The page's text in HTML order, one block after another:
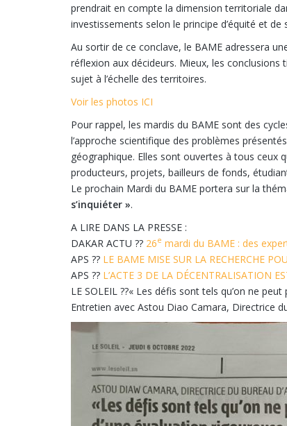
prendrait en compte la dimension territoriale
investissements selon le principe d’équité et de
Au sortir de ce conclave, le BAME adressera
réflexion aux décideurs. Mieux, les
sujet à l’échelle des territoires.
Voir les photos ICI
Pour rappel, les mardis du BAME sont des
l’approche scientifique des problèmes
géographique. Elles sont ouvertes à tous ceux
producteurs, projets, bailleurs de fonds,
Le prochain Mardi du BAME portera sur la
s’inquiéter ».
A LIRE DANS LA PRESSE :
DAKAR ACTU ?? 26e mardi du BAME : des
APS ?? LE BAME MISE SUR LA RECHERCHE
APS ?? L’ACTE 3 DE LA DÉCENTRALISATION
LE SOLEIL ??« Les défis sont tels qu’on ne
Entretien avec Astou Diao Camara, Directrice